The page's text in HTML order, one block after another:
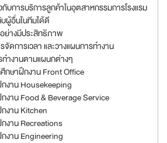
บการบริการลูกค้าในอุตสาหกรรมการโรงแรม
ผู้อื่นในทีมได้ดี
ย่างมีประสิทธิภาพ
ดการเวลา และวางแผนการทำงาน
ำงานตามแผนกต่างๆ
กษาฝึกงาน Front Office
งาน Housekeeping
งาน Food & Beverage Service
งาน Kitchen
งาน Recreations
งาน Engineering